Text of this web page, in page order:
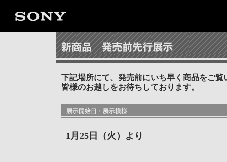
下記場所にて、発売前にいち早く商品をご覧
皆様のお越しをお待ちしております。
1月25日（火）より